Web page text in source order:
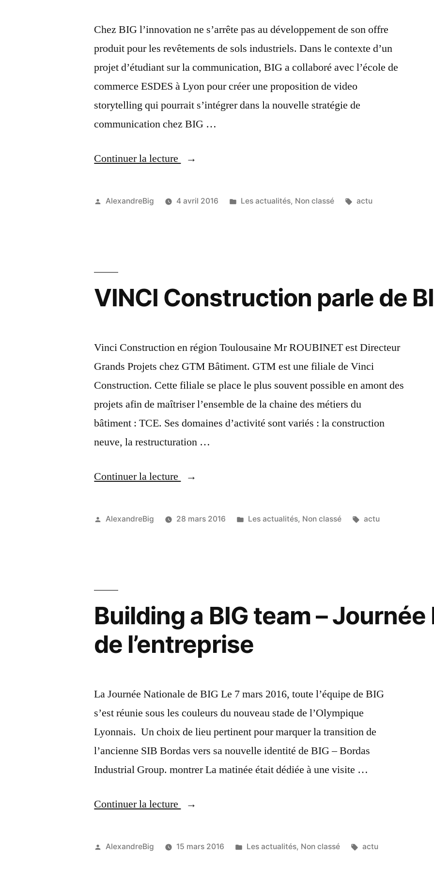
Chez BIG l’innovation ne s’arrête pas au développement de son offre
produit pour les revêtements de sols industriels. Dans le contexte d’un
projet d’étudiant sur la communication, BIG a collaboré avec l’école de
commerce ESDES à Lyon pour créer une proposition de video
storytelling qui pourrait s’intégrer dans la nouvelle stratégie de
communication chez BIG …
Continuer la lecture
AlexandreBig 4 avril 2016 Les actualités, Non classé actu
VINCI Construction parle de
Vinci Construction en région Toulousaine Mr ROUBINET est Directeur
Grands Projets chez GTM Bâtiment. GTM est une filiale de Vinci
Construction. Cette filiale se place le plus souvent possible en amont des
projets afin de maîtriser l’ensemble de la chaine des métiers du
bâtiment : TCE. Ses domaines d’activité sont variés : la construction
neuve, la restructuration …
Continuer la lecture
AlexandreBig 28 mars 2016 Les actualités, Non classé actu
Building a BIG team –
de l’entreprise
La Journée Nationale de BIG Le 7 mars 2016, toute l’équipe de BIG
s’est réunie sous les couleurs du nouveau stade de l’Olympique
Lyonnais. Un choix de lieu pertinent pour marquer la transition de
l’ancienne SIB Bordas vers sa nouvelle identité de BIG – Bordas
Industrial Group. montrer La matinée était dédiée à une visite …
Continuer la lecture
AlexandreBig 15 mars 2016 Les actualités, Non classé actu